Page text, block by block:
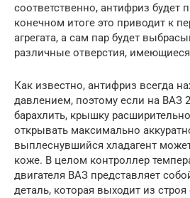
соответственно, антифриз будет
конечном итоге это приводит к
агрегата, а сам пар будет
различные отверстия,
Как известно, антифриз всегда
давлением, поэтому если на ВАЗ
барахлить, крышку
открывать максимально
выплеснувшийся хладагент
коже. В целом контроллер
двигателя ВАЗ представляет
деталь, которая выходит из